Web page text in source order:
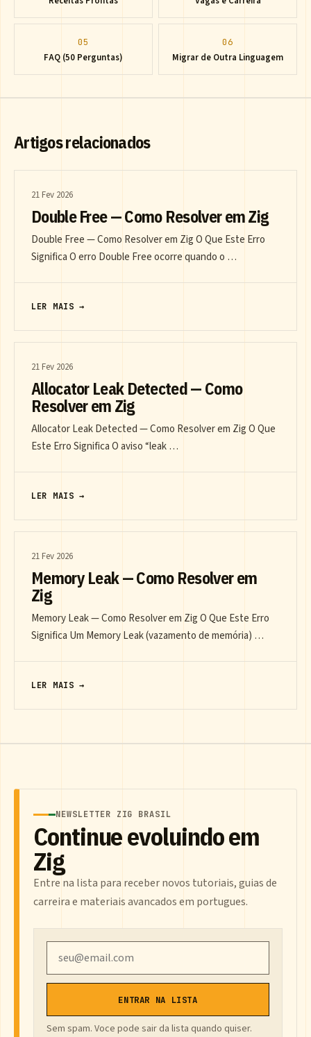
05
FAQ (50 Perguntas)
06
Migrar de Outra Linguagem
Artigos relacionados
21 Fev 2026
Double Free — Como Resolver em Zig
Double Free — Como Resolver em Zig O Que Este Erro
Significa O erro Double Free ocorre quando o …
LER MAIS →
21 Fev 2026
Allocator Leak Detected — Como
Resolver em Zig
Allocator Leak Detected — Como Resolver em Zig O Que
Este Erro Significa O aviso “leak …
LER MAIS →
21 Fev 2026
Memory Leak — Como Resolver em
Zig
Memory Leak — Como Resolver em Zig O Que Este Erro
Significa Um Memory Leak (vazamento de memória) …
LER MAIS →
NEWSLETTER ZIG BRASIL
Continue evoluindo em
Zig
Entre na lista para receber novos tutoriais, guias de
carreira e materiais avancados em portugues.
ENTRAR NA LISTA
Sem spam. Voce pode sair da lista quando quiser.